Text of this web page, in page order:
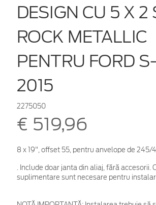
DESIGN CU 5 X 2
ROCK METALLIC
PENTRU FORD
2015
2275050
€ 519,96
8 x 19", offset 55, pentru anvelope de 245/
. Include doar janta din aliaj, fără accesorii.
suplimentare sunt necesare pentru